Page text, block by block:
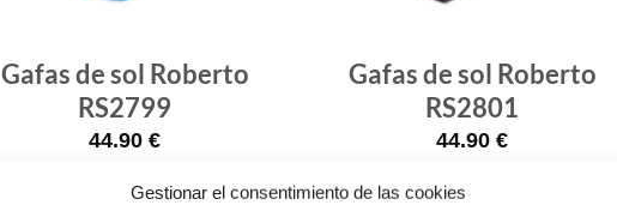
Gestionar el consentimiento de las cookies
Gafas de sol Roberto
RS2799
44.90 €
¡Comprar!
Gafas de sol Roberto
RS2801
44.90 €
¡Comprar!